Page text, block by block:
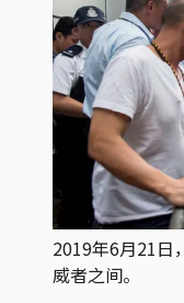
2019年6月21日
威者之间。